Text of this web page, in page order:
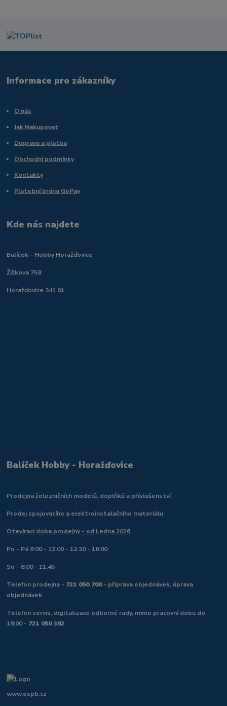
Informace pro zákazníky
O nás
Jak Nakupovat
Doprava a platba
Obchodní podmínky
Kontakty
Platební brána GoPay
Kde nás najdete
Balíček - Hobby Horažďovice
Žižkova 758
Horažďovice 341 01
Balíček Hobby - Horažďovice
Prodejna železničních modelů, doplňků a příslušenství
Prodej spojovacího a elektroinstalačního materiálu
Otevírací doba prodejny - od Ledna 2026
Po - Pá 8:00 - 12:00 - 12:30 - 16:00
So - 8:00 - 11:45
Telefon prodejna - 721 050 700- příprava objednávek, úprava
objednávek.
Telefon servis, digitalizace odborné rady, mimo pracovní dobu do
18:00 - 721 050 382
www.espb.cz